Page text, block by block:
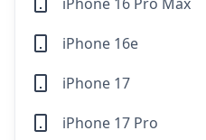
iPhone 16e
iPhone 17
iPhone 17 Pro